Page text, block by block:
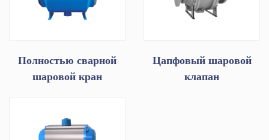
Полностью сварной
шаровой кран
Цапфовый шаровой
клапан